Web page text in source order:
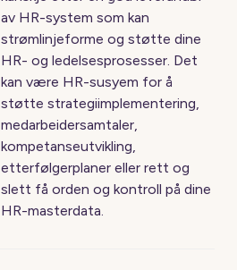
av HR-system som kan
strømlinjeforme og støtte dine
HR- og ledelsesprosesser. Det
kan være HR-susyem for å
støtte strategiimplementering,
medarbeidersamtaler,
kompetanseutvikling,
etterfølgerplaner eller rett og
slett få orden og kontroll på dine
HR-masterdata.